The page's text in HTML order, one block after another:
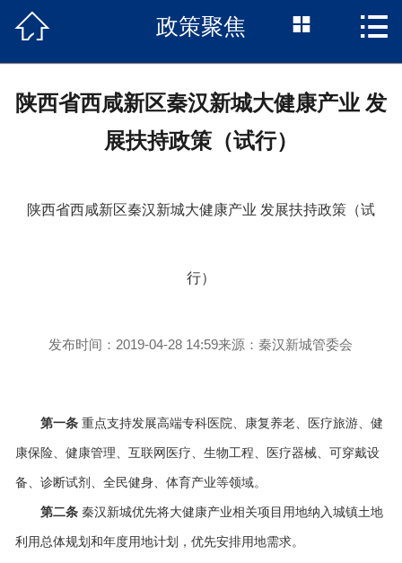
首页
项目概况
长信动态
区位优势
园区企业
 政策聚焦  
陕西省西咸新区秦汉新城大健康产业 发
展扶持政策（试行）
陕西省西咸新区秦汉新城大健康产业 发展扶持政策（试
行）
发布时间：2019-04-28 14:59来源：秦汉新城管委会
第一条重点支持发展高端专科医院、康复养老、医疗旅游、健
康保险、健康管理、互联网医疗、生物工程、医疗器械、可穿戴设
备、诊断试剂、全民健身、体育产业等领域。
第二条秦汉新城优先将大健康产业相关项目用地纳入城镇土地
利用总体规划和年度用地计划，优先安排用地需求。